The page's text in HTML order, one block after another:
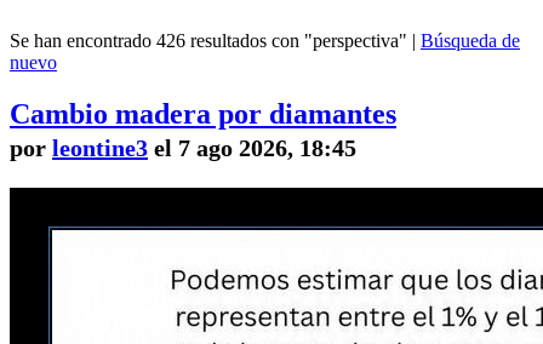
Se han encontrado 426 resultados con "perspectiva" | Búsqueda de
nuevo
Cambio madera por diamantes
por leontine3 el 7 ago 2026, 18:45